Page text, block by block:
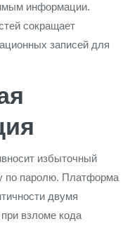
информации.
сокращает
записей для
избыточный
по паролю. Платформа
двумя
взломе кода